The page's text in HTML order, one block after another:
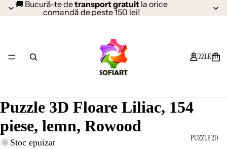
🚚 Bucură-te detransport gratuitla orice
comandă de peste 150 lei!
PUZZLE 3D
PUZZLE 2D
Puzzle 3D Floare Liliac, 154
piese, lemn, Rowood
Stoc epuizat